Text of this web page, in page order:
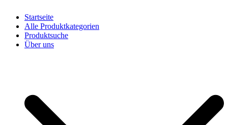
Startseite
Alle Produktkategorien
Produktsuche
Über uns